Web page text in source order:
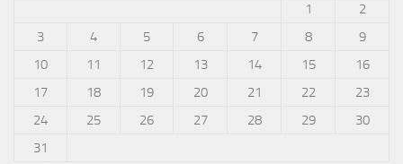
1
2
3
4 5 6 7 8
9
10
11 12 13 14 15
16
17
18 19 20 21 22
23
24
25 26 27 28 29
30
31